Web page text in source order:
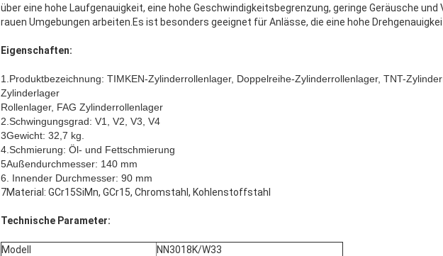
über eine hohe Laufgenauigkeit, eine hohe Geschwindigkeitsbegrenzung, geringe Geräusche und
rauen Umgebungen arbeiten.Es ist besonders geeignet für Anlässe, die eine hohe
Eigenschaften:
1.Produktbezeichnung: TIMKEN-Zylinderrollenlager, Doppelreihe-Zylinderrollenlager, TNT-
Zylinderlager
Rollenlager, FAG Zylinderrollenlager
2.Schwingungsgrad: V1, V2, V3, V4
3Gewicht: 32,7 kg.
4.Schmierung: Öl- und Fettschmierung
5Außendurchmesser: 140 mm
6. Innender Durchmesser: 90 mm
7Material: GCr15SiMn, GCr15, Chromstahl, Kohlenstoffstahl
Technische Parameter:
Modell
NN3018K/W33